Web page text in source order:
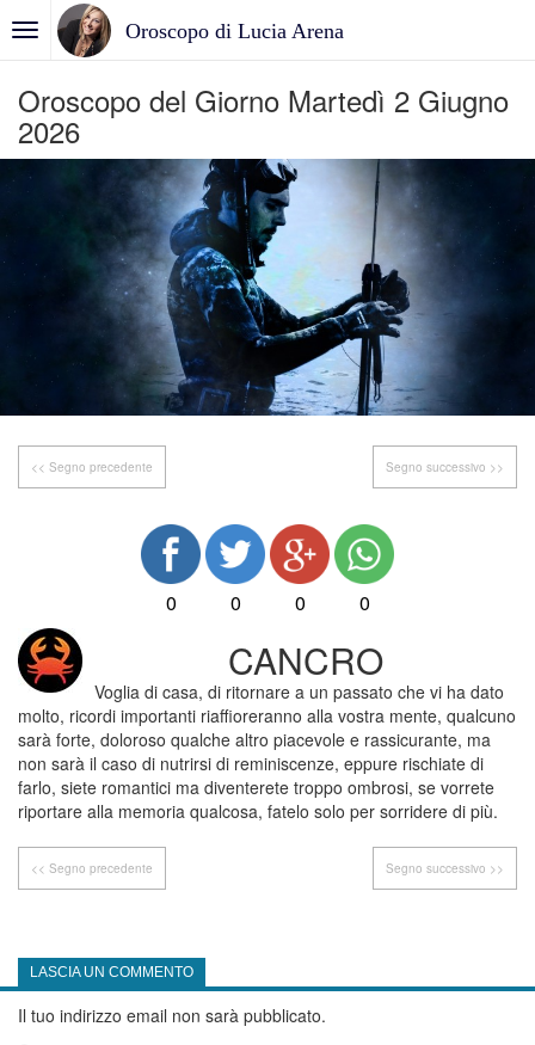
Oroscopo di Lucia Arena
Oroscopo del Giorno Martedì 2 Giugno
2026
<< Segno precedente Segno successivo >>
0 0 0 0
CANCRO
Voglia di casa, di ritornare a un passato che vi ha dato
molto, ricordi importanti riaffioreranno alla vostra mente, qualcuno
sarà forte, doloroso qualche altro piacevole e rassicurante, ma
non sarà il caso di nutrirsi di reminiscenze, eppure rischiate di
farlo, siete romantici ma diventerete troppo ombrosi, se vorrete
riportare alla memoria qualcosa, fatelo solo per sorridere di più.
<< Segno precedente Segno successivo >>
LASCIA UN COMMENTO
Il tuo indirizzo email non sarà pubblicato.